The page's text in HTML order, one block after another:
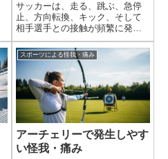
サッカーは、走る、跳ぶ、急停
止、方向転換、キック、そして
相手選手との接触が頻繁に発生
する、非常に激しいスポーツで
す。これらの動作が繰り返され
ることや、不意な接触、着地の
失敗などによって、様々な外傷
や怪我が発生しやすい特性があ
ります。特に、下...
スポーツによる怪我・痛み
アーチェリーで発生しやす
い怪我・痛み